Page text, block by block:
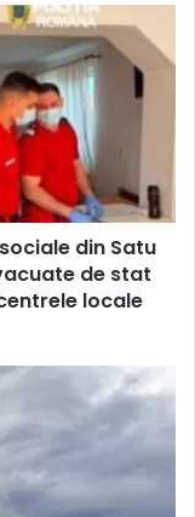
din Satu
de stat
locale